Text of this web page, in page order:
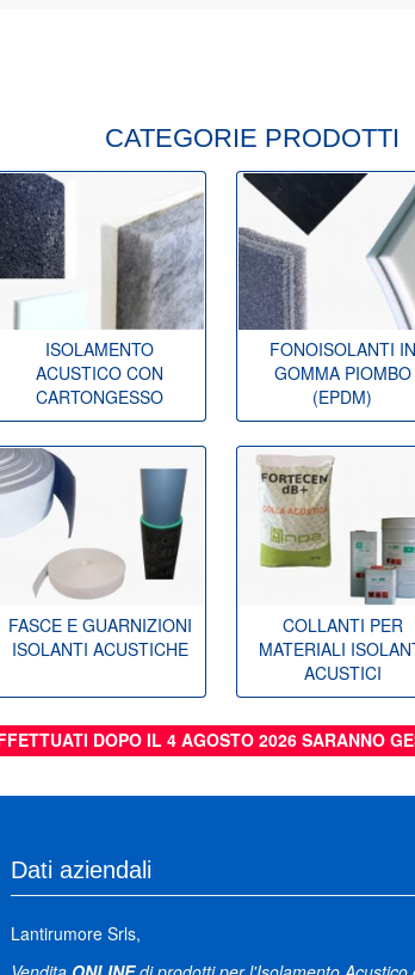
CATEGORIE PRODOTTI
ISOLAMENTO
ACUSTICO CON
CARTONGESSO
FONOISOLANTI IN
GOMMA PIOMBO
(EPDM)
FASCE E GUARNIZIONI
ISOLANTI ACUSTICHE
COLLANTI PER
MATERIALI
ACUSTICI
DOPO IL 4 AGOSTO 2026 SARANNO
Dati aziendali
Lantirumore Srls,